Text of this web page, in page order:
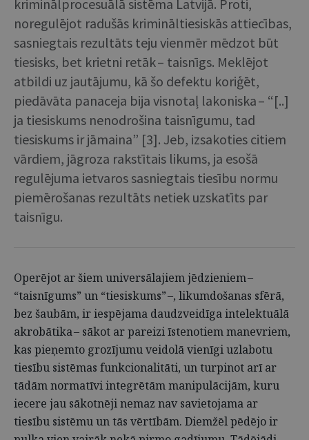
kriminālprocesuālā sistēma Latvijā. Proti,
noregulējot radušās krimināltiesiskās attiecības,
sasniegtais rezultāts teju vienmēr mēdzot būt
tiesisks, bet krietni retāk – taisnīgs. Meklējot
atbildi uz jautājumu, kā šo defektu koriģēt,
piedāvāta panaceja bija visnotaļ lakoniska – “[..]
ja tiesiskums nenodrošina taisnīgumu, tad
tiesiskums ir jāmaina” [3]. Jeb, izsakoties citiem
vārdiem, jāgroza rakstītais likums, ja esošā
regulējuma ietvaros sasniegtais tiesību normu
piemērošanas rezultāts netiek uzskatīts par
taisnīgu.
Operējot ar šiem universālajiem jēdzieniem –
“taisnīgums” un “tiesiskums” –, likumdošanas sfērā,
bez šaubām, ir iespējama daudzveidīga intelektuālā
akrobātika – sākot ar pareizi īstenotiem manevriem,
kas pieņemto grozījumu veidolā vienīgi uzlabotu
tiesību sistēmas funkcionalitāti, un turpinot arī ar
tādām normatīvi integrētām manipulācijām, kuru
iecere jau sākotnēji nemaz nav savietojama ar
tiesību sistēmu un tās vērtībām. Diemžēl pēdējo ir